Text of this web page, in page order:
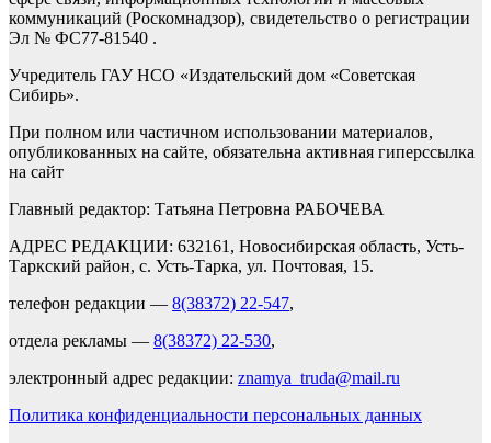
коммуникаций (Роскомнадзор), свидетельство о регистрации
Эл № ФС77-81540 .
Учредитель ГАУ НСО «Издательский дом «Советская
Сибирь».
При полном или частичном использовании материалов,
опубликованных на сайте, обязательна активная гиперссылка
на сайт
Главный редактор: Татьяна Петровна РАБОЧЕВА
АДРЕС РЕДАКЦИИ: 632161, Новосибирская область, Усть-
Таркский район, с. Усть-Тарка, ул. Почтовая, 15.
телефон редакции — 8(38372) 22-547,
отдела рекламы — 8(38372) 22-530,
электронный адрес редакции: znamya_truda@mail.ru
Политика конфиденциальности персональных данных